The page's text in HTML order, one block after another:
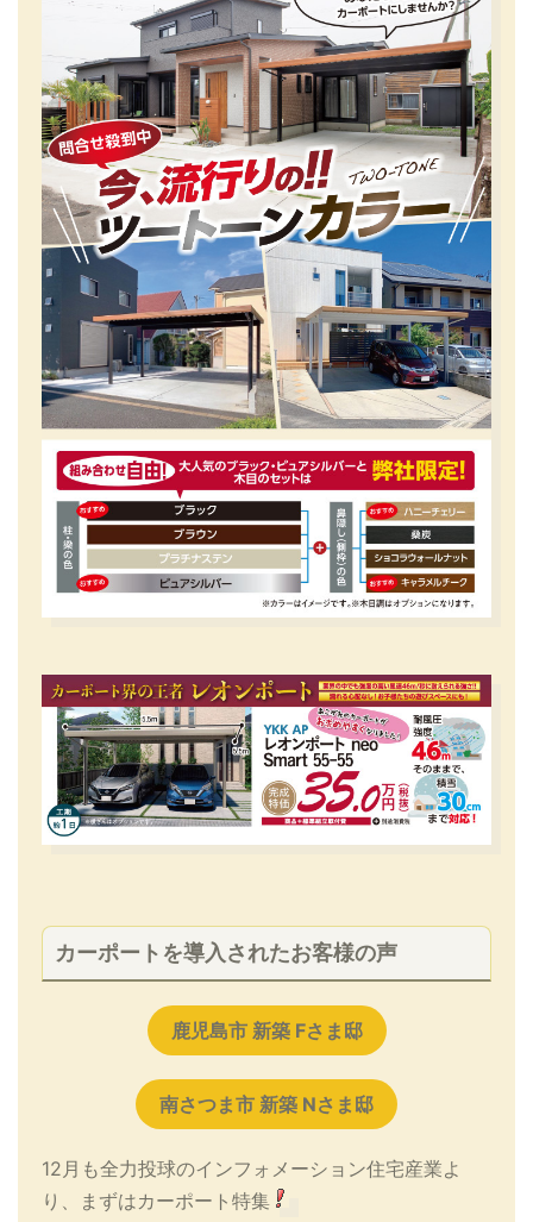
カーポートを導入されたお客様の声
鹿児島市 新築 Fさま邸
南さつま市 新築 Nさま邸
12月も全力投球のインフォメーション住宅産業よ
り、まずはカーポート特集